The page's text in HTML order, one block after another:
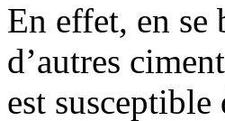
En effet, en se
d’autres
est